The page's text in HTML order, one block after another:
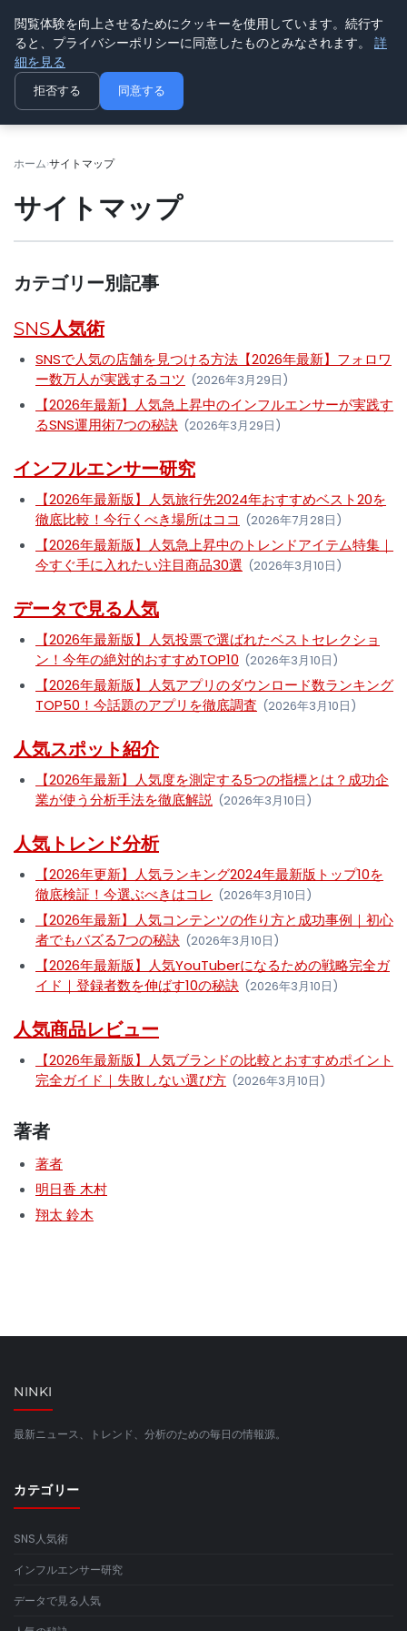
ninki
人気トレンド
ホーム サイトマップ
サイトマップ
カテゴリー別記事
SNS人気術
SNSで人気の店舗を見つける方法【2026年最新】フォロワ
ー数万人が実践するコツ (2026年3月29日)
【2026年最新】人気急上昇中のインフルエンサーが実践す
るSNS運用術7つの秘訣 (2026年3月29日)
インフルエンサー研究
【2026年最新版】人気旅行先2024年おすすめベスト20を
徹底比較！今行くべき場所はココ (2026年7月28日)
【2026年最新版】人気急上昇中のトレンドアイテム特集｜
今すぐ手に入れたい注目商品30選 (2026年3月10日)
データで見る人気
【2026年最新版】人気投票で選ばれたベストセレクショ
ン！今年の絶対的おすすめTOP10 (2026年3月10日)
【2026年最新版】人気アプリのダウンロード数ランキング
TOP50！今話題のアプリを徹底調査 (2026年3月10日)
人気スポット紹介
【2026年最新】人気度を測定する5つの指標とは？成功企
業が使う分析手法を徹底解説 (2026年3月10日)
人気トレンド分析
【2026年更新】人気ランキング2024年最新版トップ10を
徹底検証！今選ぶべきはコレ (2026年3月10日)
【2026年最新】人気コンテンツの作り方と成功事例｜初心
者でもバズる7つの秘訣 (2026年3月10日)
【2026年最新版】人気YouTuberになるための戦略完全ガ
イド｜登録者数を伸ばす10の秘訣 (2026年3月10日)
人気商品レビュー
【2026年最新版】人気ブランドの比較とおすすめポイント
完全ガイド｜失敗しない選び方 (2026年3月10日)
著者
著者
明日香 木村
翔太 鈴木
NINKI
最新ニュース、トレンド、分析のための毎日の情報源。
カテゴリー
SNS人気術
インフルエンサー研究
データで見る人気
閲覧体験を向上させるためにクッキーを使用しています。続行す
ると、プライバシーポリシーに同意したものとみなされます。 詳
細を見る
拒否する 同意する